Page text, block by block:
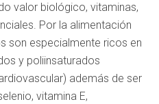
valor biológico, vitaminas,
Por la alimentación
son especialmente ricos en
y poliinsaturados
además de ser
vitamina E,